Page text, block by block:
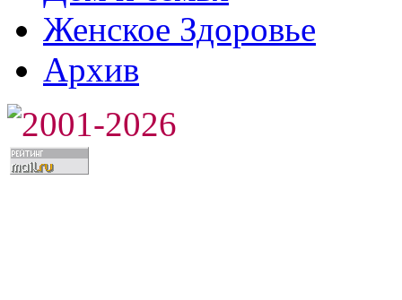
Женское Здоровье
Архив
2001-2026